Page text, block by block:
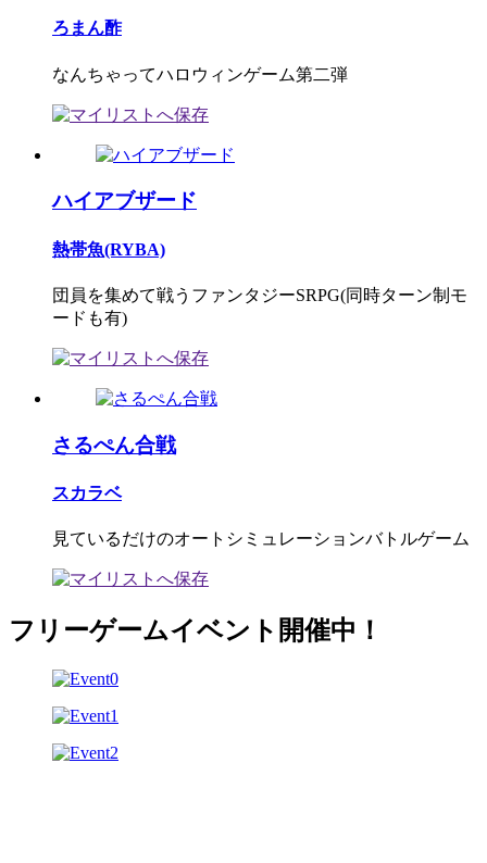
ろまん酢
なんちゃってハロウィンゲーム第二弾
ハイアブザード
熱帯魚(RYBA)
団員を集めて戦うファンタジーSRPG(同時ターン制モ
ードも有)
さるぺん合戦
スカラベ
見ているだけのオートシミュレーションバトルゲーム
フリーゲームイベント開催中！